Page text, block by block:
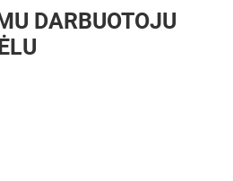
DARBUOTOJU